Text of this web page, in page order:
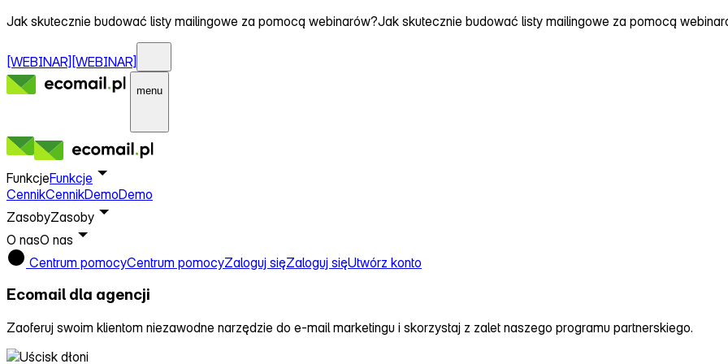
Jak skutecznie budować listy mailingowe za pomocą webinarów?Jak skutecznie budować listy mailingowe za pomocą
[WEBINAR] [WEBINAR]
menu
FunkcjeFunkcje
CennikCennikDemoDemo
ZasobyZasoby
O nasO nas
Centrum pomocyCentrum pomocyZaloguj sięZaloguj sięUtwórz konto
Ecomail dla agencji
Zaoferuj swoim klientom niezawodne narzędzie do e‑mail marketingu i skorzystaj z zalet naszego programu partnerskiego.